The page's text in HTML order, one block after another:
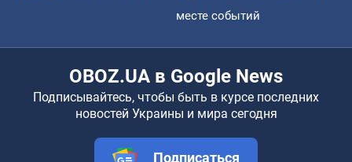
месте событий
OBOZ.UA в Google News
Подписывайтесь, чтобы быть в курсе последних
новостей Украины и мира сегодня
Подписаться